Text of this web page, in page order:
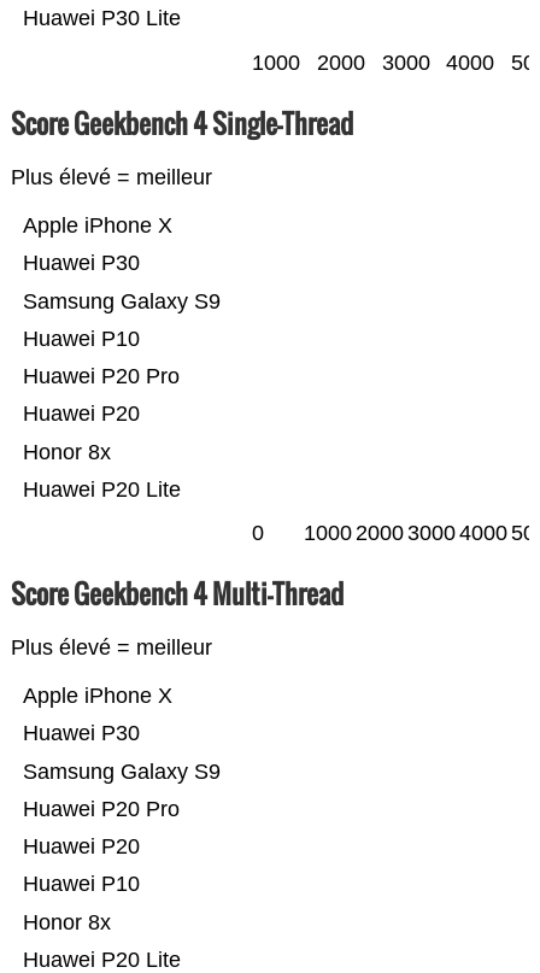
Huawei P30 Lite
1000 2000 3000 4000
Score Geekbench 4 Single-Thread
Plus élevé = meilleur
Huawei P20 Lite
Honor 8x
Huawei P20
Huawei P20 Pro
Huawei P10
Samsung Galaxy S9
Huawei P30
Apple iPhone X
0 1000200030004000
Score Geekbench 4 Multi-Thread
Plus élevé = meilleur
Huawei P20 Lite
Honor 8x
Huawei P10
Huawei P20
Huawei P20 Pro
Samsung Galaxy S9
Huawei P30
Apple iPhone X